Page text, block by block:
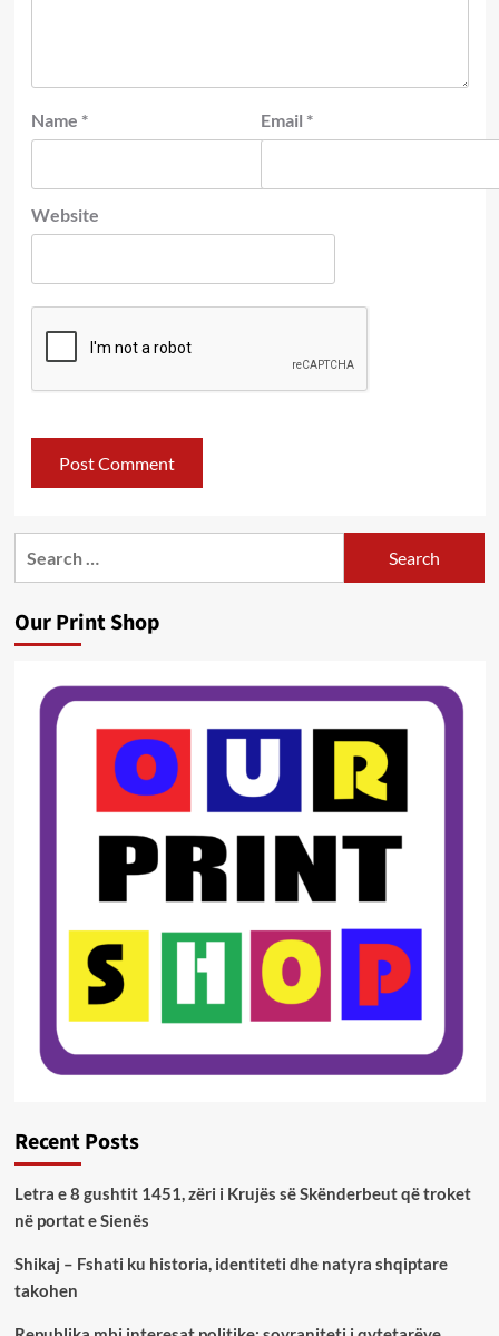
Name * Email *
Website
Our Print Shop
Recent Posts
Letra e 8 gushtit 1451, zëri i Krujës së Skënderbeut që troket
në portat e Sienës
Shikaj – Fshati ku historia, identiteti dhe natyra shqiptare
takohen